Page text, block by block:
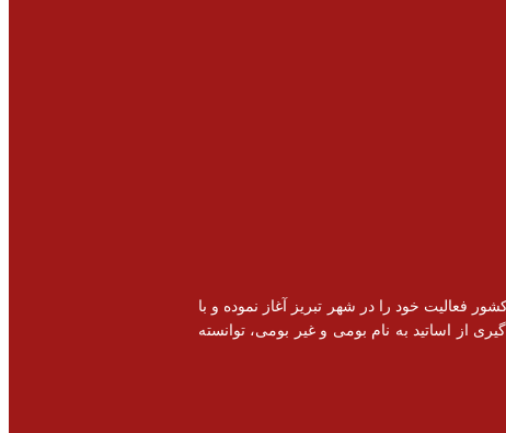
تخصصی و اشتغال زایی در سطح کشور فعالیت خود را در شهر تبریز آغاز نموده و با
از اساتید به نام بومی و غیر بومی، توانسته